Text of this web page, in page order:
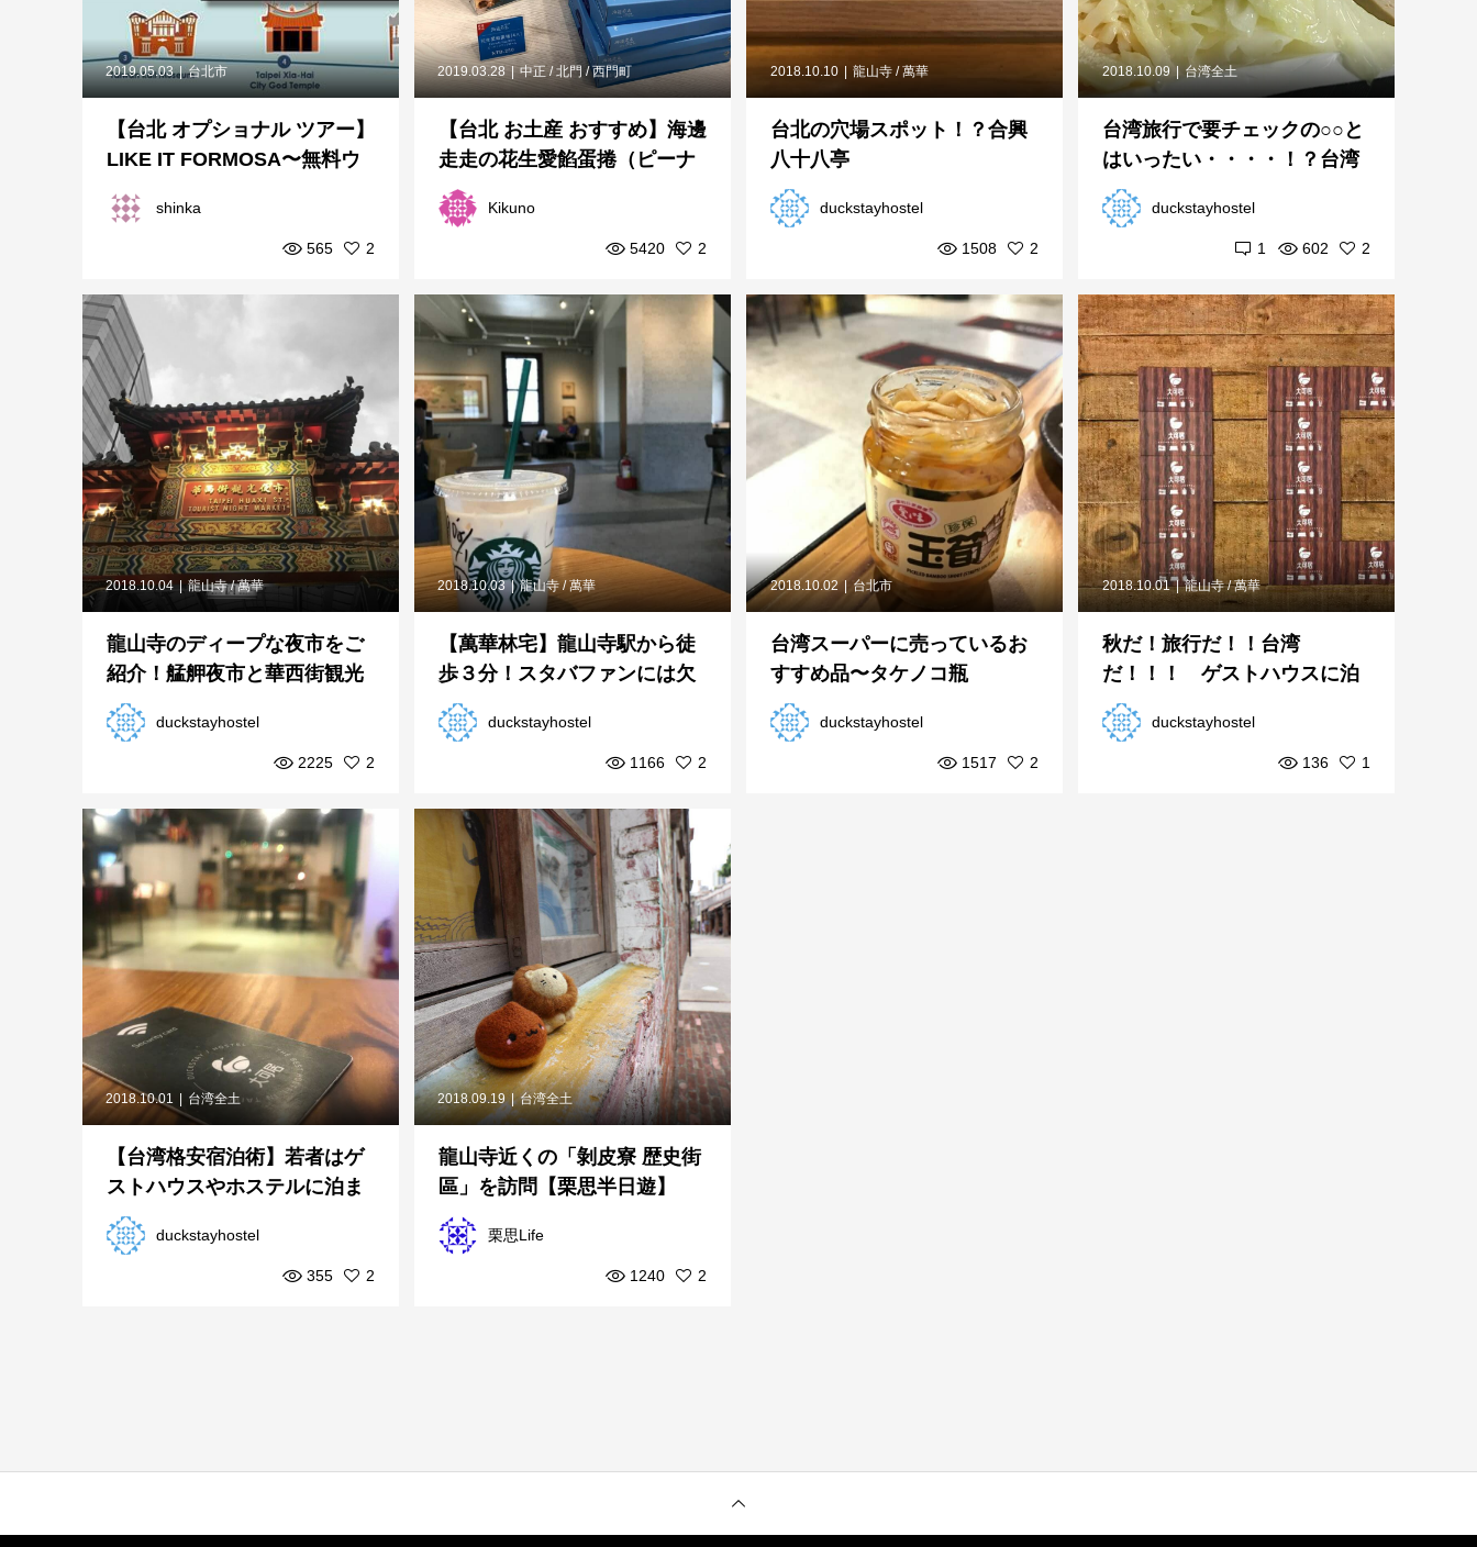
2019.05.03 台北市
【台北 オプショナル ツアー】
LIKE IT FORMOSA〜無料ウ
ォーキングでの台北ガイド
shinka
565 2
2019.03.28 中正 / 北門 / 西門町
【台北 お土産 おすすめ】海邊
走走の花生愛餡蛋捲（ピーナ
ッツエッグロール）
Kikuno
5420 2
2018.10.10 龍山寺 / 萬華
台北の穴場スポット！？合興
八十八亭
duckstayhostel
1508 2
2018.10.09 台湾全土
台湾旅行で要チェックの○○と
はいったい・・・・！？台湾
素食の屋台
duckstayhostel
1 602 2
2018.10.04 龍山寺 / 萬華
龍山寺のディープな夜市をご
紹介！艋舺夜市と華西街観光
夜市
duckstayhostel
2225 2
2018.10.03 龍山寺 / 萬華
【萬華林宅】龍山寺駅から徒
歩３分！スタバファンには欠
かせない台北観光スポット
duckstayhostel
1166 2
2018.10.02 台北市
台湾スーパーに売っているお
すすめ品〜タケノコ瓶
duckstayhostel
1517 2
2018.10.01 龍山寺 / 萬華
秋だ！旅行だ！！台湾
だ！！！ ゲストハウスに泊
まろうよ
duckstayhostel
136 1
2018.10.01 台湾全土
【台湾格安宿泊術】若者はゲ
ストハウスやホステルに泊ま
るべし！（台北ゲストハウ...
duckstayhostel
355 2
2018.09.19 台湾全土
龍山寺近くの「剝皮寮 歴史街
區」を訪問【栗思半日遊】
栗思Life
1240 2